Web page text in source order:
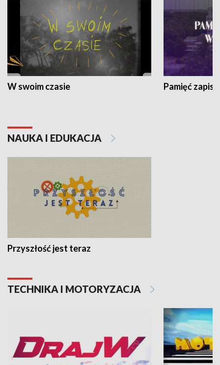
W swoim czasie Pamięć
NAUKA I EDUKACJA
Przyszłość jest teraz
TECHNIKA I MOTORYZACJA